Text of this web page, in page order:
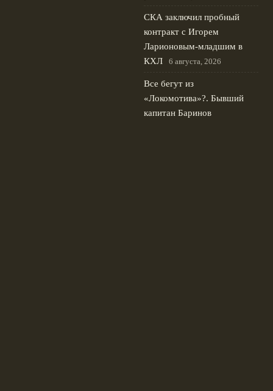
СКА заключил пробный
контракт с Игорем
Ларионовым‑младшим в
КХЛ
6 августа, 2026
Все бегут из
«Локомотива»?. Бывший
капитан Баринов